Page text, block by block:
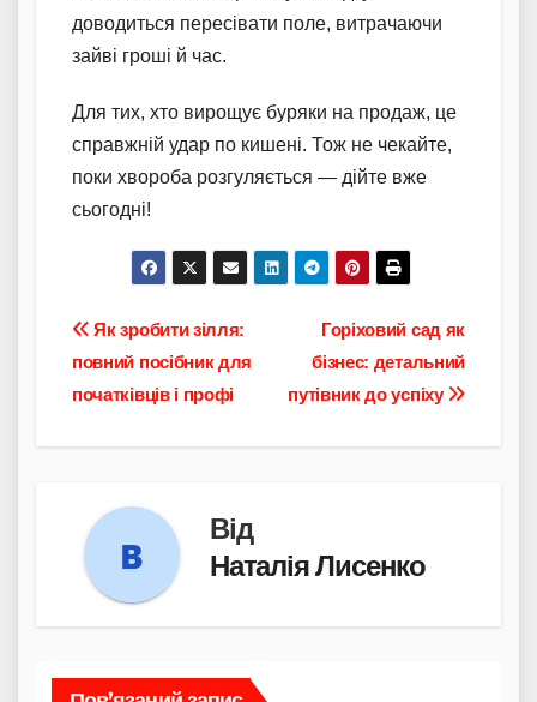
доводиться пересівати поле, витрачаючи
зайві гроші й час.
Для тих, хто вирощує буряки на продаж, це
справжній удар по кишені. Тож не чекайте,
поки хвороба розгуляється — дійте вже
сьогодні!
Навігація
записів
Горіховий сад як
бізнес: детальний
путівник до успіху
Як зробити зілля:
повний посібник для
початківців і профі
Від
Наталія Лисенко